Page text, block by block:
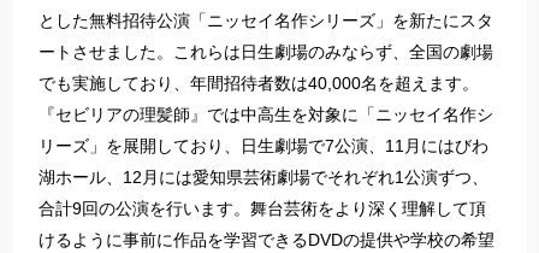
とした無料招待公演「ニッセイ名作シリーズ」を新たにスタ
ートさせました。これらは日生劇場のみならず、全国の劇場
でも実施しており、年間招待者数は40,000名を超えます。
『セビリアの理髪師』では中高生を対象に「ニッセイ名作シ
リーズ」を展開しており、日生劇場で7公演、11月にはびわ
湖ホール、12月には愛知県芸術劇場でそれぞれ1公演ずつ、
合計9回の公演を行います。舞台芸術をより深く理解して頂
けるように事前に作品を学習できるDVDの提供や学校の希望